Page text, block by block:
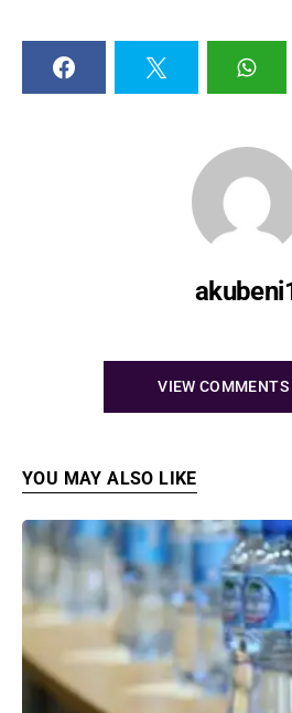
VIEW
YOU MAY ALSO LIKE